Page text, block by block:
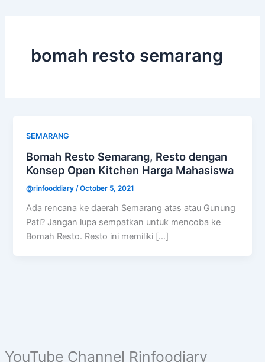
YouTube Channel Rinfoodiary
bomah resto semarang
SEMARANG
Bomah Resto Semarang, Resto dengan
Konsep Open Kitchen Harga Mahasiswa
@rinfooddiary /October 5, 2021
Ada rencana ke daerah Semarang atas atau Gunung
Pati? Jangan lupa sempatkan untuk mencoba ke
Bomah Resto. Resto ini memiliki […]